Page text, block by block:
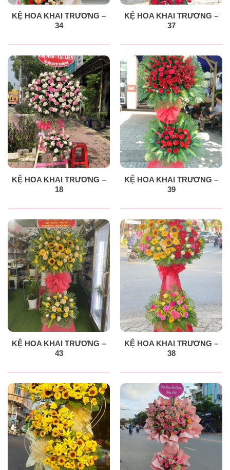
KỆ HOA KHAI TRƯƠNG –
34
KỆ HOA KHAI TRƯƠNG –
37
KỆ HOA KHAI TRƯƠNG –
18
KỆ HOA KHAI TRƯƠNG –
39
KỆ HOA KHAI TRƯƠNG –
43
KỆ HOA KHAI TRƯƠNG –
38